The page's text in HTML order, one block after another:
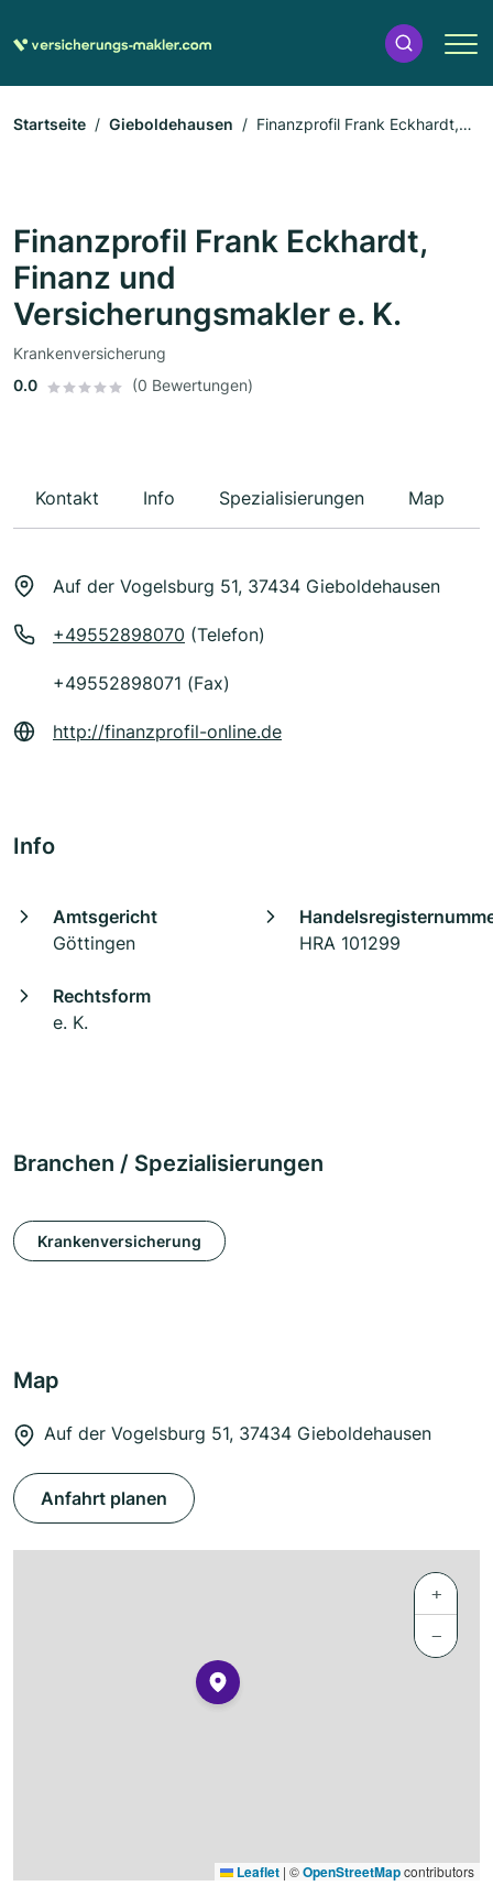
Startseite Gieboldehausen
Finanzprofil Frank Eckhardt,
Finanzprofil Frank Eckhardt,
Finanz und
Versicherungsmakler e. K.
Krankenversicherung
0.0
(0 Bewertungen)
Kontakt Info Spezialisierungen Map
Auf der Vogelsburg 51, 37434 Gieboldehausen
+49552898070 (Telefon)
+49552898071 (Fax)
http://finanzprofil-online.de
Info
Amtsgericht
Göttingen
HRA 101299
Rechtsform
e. K.
Branchen / Spezialisierungen
Krankenversicherung
Map
Auf der Vogelsburg 51, 37434 Gieboldehausen
Anfahrt planen
+
−
Leaflet | ©OpenStreetMapcontributors